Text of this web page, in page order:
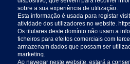
sobre a sua experiência de utilização.
Esta informação é usada para registar
atividade dos utilizadores no website.
Os titulares deste domínio não usam a
ficheiros para efeitos comerciais com
armazenam dados que possam ser
marketing.
Ao navegar neste website, estará a